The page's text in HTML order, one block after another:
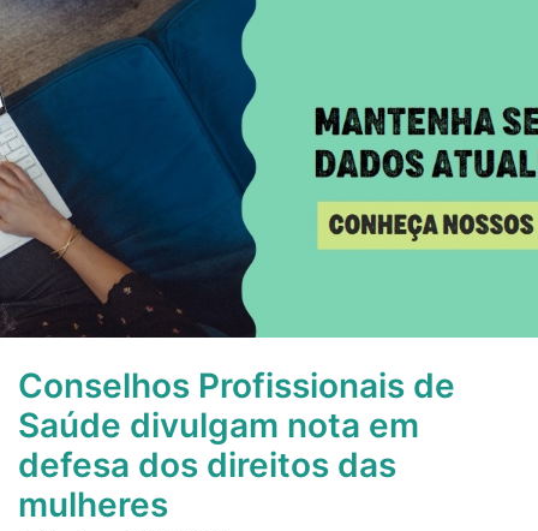
Conselhos Profissionais de
Saúde divulgam nota em
defesa dos direitos das
mulheres